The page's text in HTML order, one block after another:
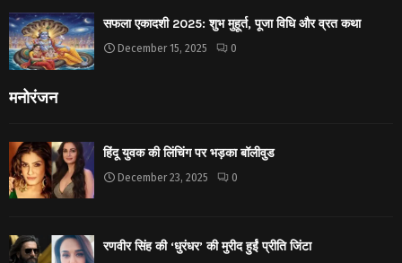
सफला एकादशी 2025: शुभ मुहूर्त, पूजा विधि और व्रत कथा
December 15, 2025 0
मनोरंजन
हिंदू युवक की लिंचिंग पर भड़का बॉलीवुड
December 23, 2025 0
रणवीर सिंह की ‘धुरंधर’ की मुरीद हुईं प्रीति जिंटा